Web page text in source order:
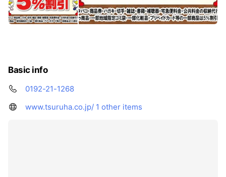
Basic info
0192-21-1268
www.tsuruha.co.jp/ 1 other items